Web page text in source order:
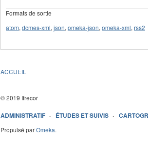
Formats de sortie
atom, dcmes-xml, json, omeka-json, omeka-xml, rss2
ACCUEIL
© 2019 Ifrecor
ADMINISTRATIF ÉTUDES ET SUIVIS
Propulsé parOmeka.